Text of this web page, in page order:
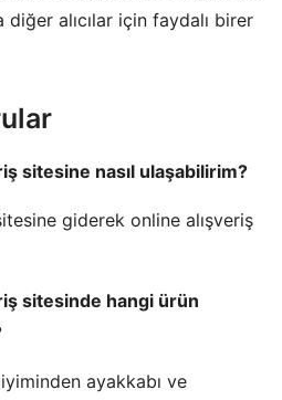
diğer alıcılar için faydalı birer
sitesine nasıl ulaşabilirim?
giderek online alışveriş
sitesinde hangi ürün
ayakkabı ve